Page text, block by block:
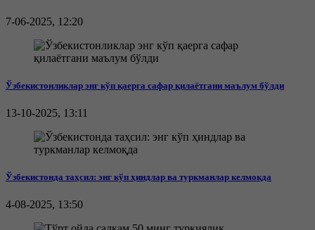
7-06-2025, 12:20
Ўзбекистонликлар энг кўп қаерга сафар қилаётгани маълум бўлди
13-10-2025, 13:11
Ўзбекистонда таҳсил: энг кўп ҳиндлар ва туркманлар келмоқда
4-08-2025, 13:50